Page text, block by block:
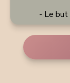
- Le